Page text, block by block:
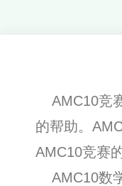
AMC10竞
的帮助。
AMC10竞赛
AMC10数